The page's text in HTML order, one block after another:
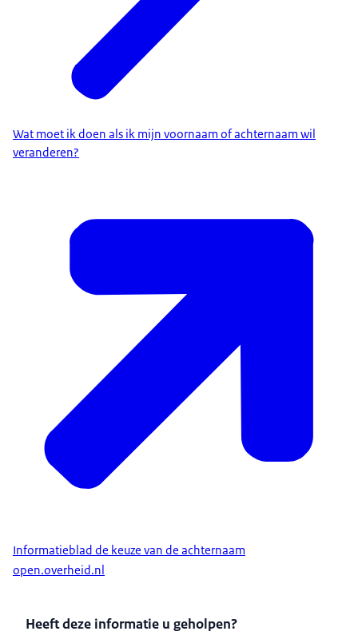
Wat moet ik doen als ik mijn voornaam of achternaam wil
veranderen?
Informatieblad de keuze van de achternaam
open.overheid.nl
Heeft deze informatie u geholpen?